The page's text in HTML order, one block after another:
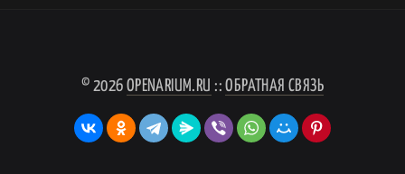
© 2026 OPENARIUM.RU ::ОБРАТНАЯ СВЯЗЬ